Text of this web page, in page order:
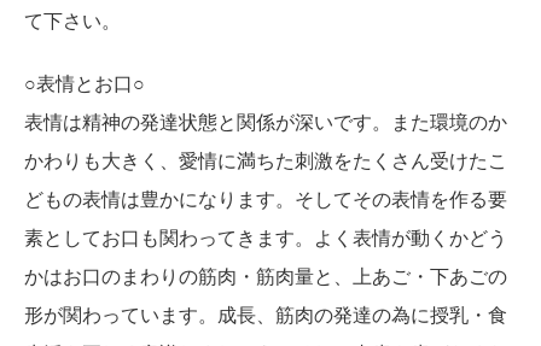
て下さい。
○表情とお口○
表情は精神の発達状態と関係が深いです。また環境のか
かわりも大きく、愛情に満ちた刺激をたくさん受けたこ
どもの表情は豊かになります。そしてその表情を作る要
素としてお口も関わってきます。よく表情が動くかどう
かはお口のまわりの筋肉・筋肉量と、上あご・下あごの
形が関わっています。成長、筋肉の発達の為に授乳・食